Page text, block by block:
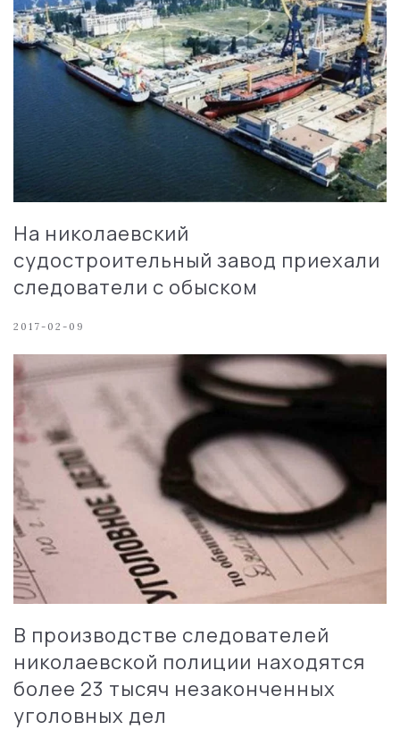
На николаевский
судостроительный завод приехали
следователи с обыском
2017-02-09
В производстве следователей
николаевской полиции находятся
более 23 тысяч незаконченных
уголовных дел